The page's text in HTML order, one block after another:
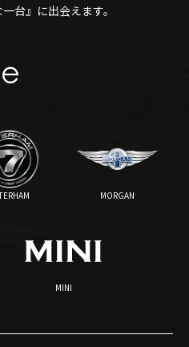
台』に出会えます。
MORGAN
MINI